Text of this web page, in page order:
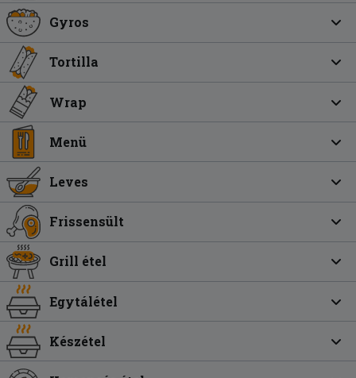
Gyros
Tortilla
Wrap
Menü
Leves
Frissensült
Grill étel
Egytálétel
Készétel